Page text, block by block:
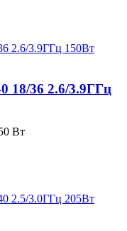
18/36 2.6/3.9ГГц
Вт